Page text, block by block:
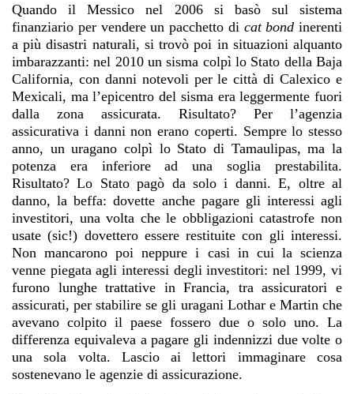
Quando il Messico nel 2006 si basò sul sistema
finanziario per vendere un pacchetto di cat bond inerenti
a più disastri naturali, si trovò poi in situazioni alquanto
imbarazzanti: nel 2010 un sisma colpì lo Stato della Baja
California, con danni notevoli per le città di Calexico e
Mexicali, ma l’epicentro del sisma era leggermente fuori
dalla zona assicurata. Risultato? Per l’agenzia
assicurativa i danni non erano coperti. Sempre lo stesso
anno, un uragano colpì lo Stato di Tamaulipas, ma la
potenza era inferiore ad una soglia prestabilita.
Risultato? Lo Stato pagò da solo i danni. E, oltre al
danno, la beffa: dovette anche pagare gli interessi agli
investitori, una volta che le obbligazioni catastrofe non
usate (sic!) dovettero essere restituite con gli interessi.
Non mancarono poi neppure i casi in cui la scienza
venne piegata agli interessi degli investitori: nel 1999, vi
furono lunghe trattative in Francia, tra assicuratori e
assicurati, per stabilire se gli uragani Lothar e Martin che
avevano colpito il paese fossero due o solo uno. La
differenza equivaleva a pagare gli indennizzi due volte o
una sola volta. Lascio ai lettori immaginare cosa
sostenevano le agenzie di assicurazione.